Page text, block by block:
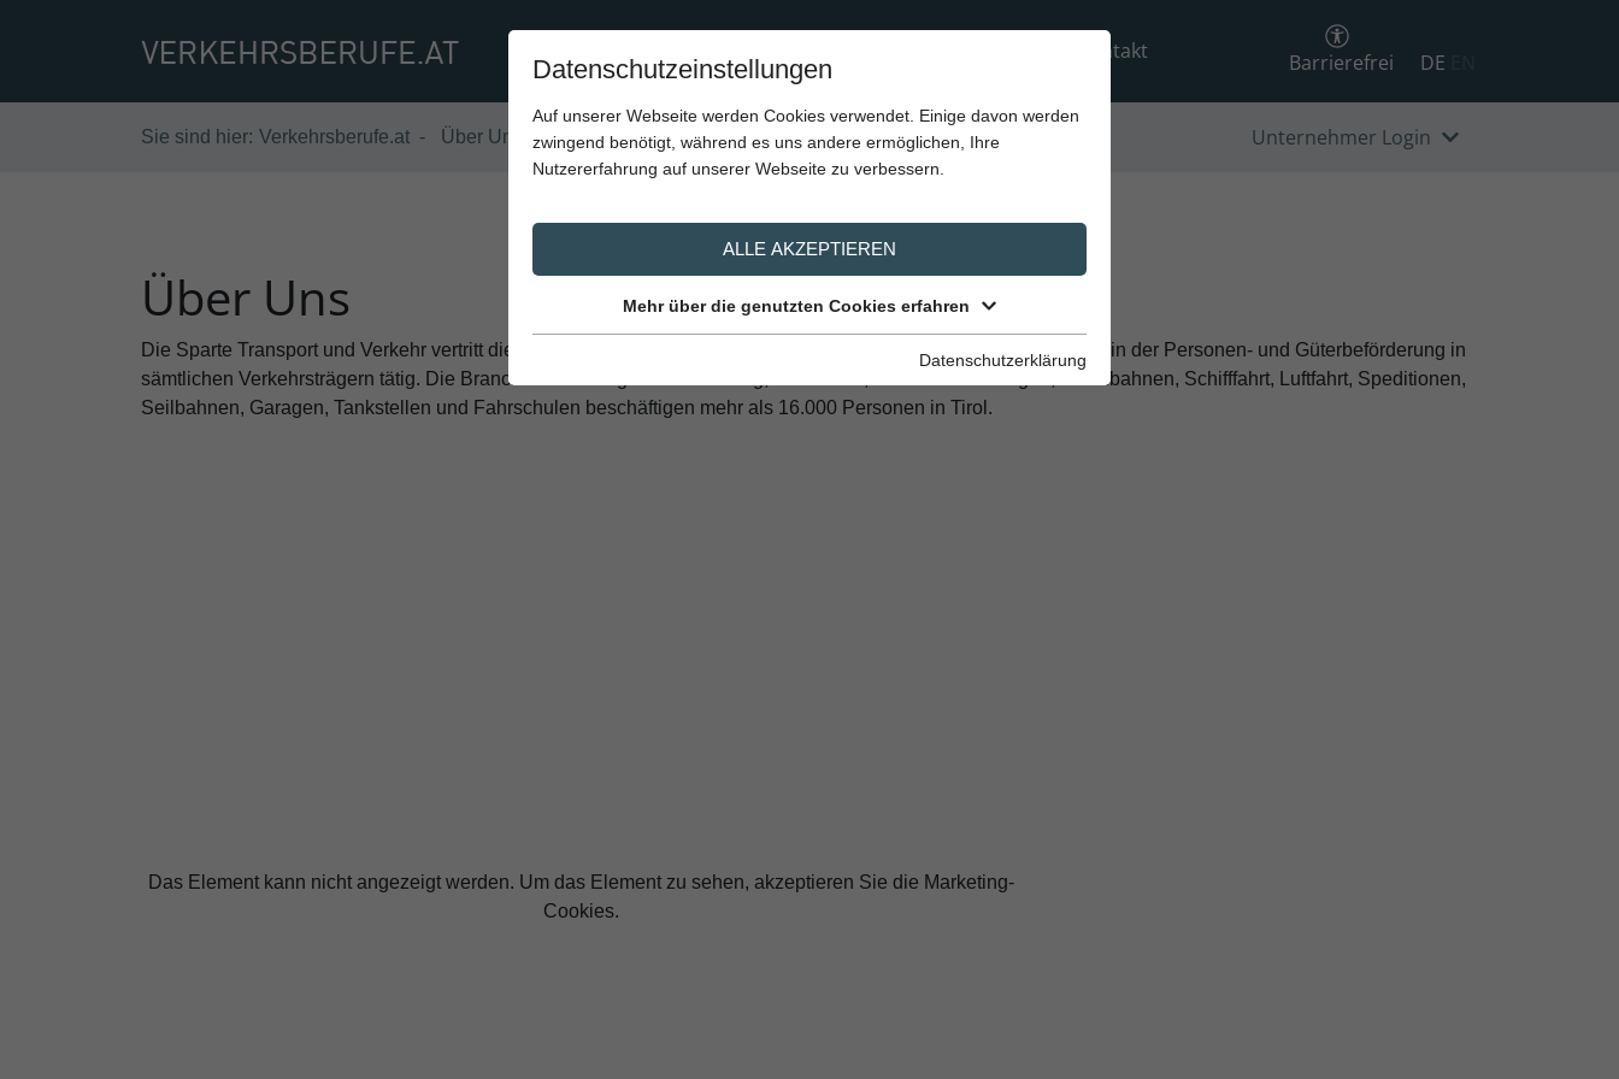
Kontakt Barrierefrei DE
Sie sind hier: Verkehrsberufe.at Über Uns Unternehmer Login
Über Uns
Die Sparte Transport und Verkehr vertritt die Interessen aller Tiroler Verkehrsunternehmen. Unsere Mitglieder sind in der Personen- und Güterbeförderung in
sämtlichen Verkehrsträgern tätig. Die Branchen Straßengüterbeförderung, Autobusse, Taxi- und Mietwagen, Eisenbahnen, Schifffahrt, Luftfahrt, Speditionen,
Seilbahnen, Garagen, Tankstellen und Fahrschulen beschäftigen mehr als 16.000 Personen in Tirol.
Das Element kann nicht angezeigt werden. Um das Element zu sehen, akzeptieren Sie die Marketing-
Cookies.
Datenschutzeinstellungen
Auf unserer Webseite werden Cookies verwendet. Einige davon werden
zwingend benötigt, während es uns andere ermöglichen, Ihre
Nutzererfahrung auf unserer Webseite zu verbessern.
ALLE AKZEPTIEREN
Mehr über die genutzten Cookies erfahren
Datenschutzerklärung